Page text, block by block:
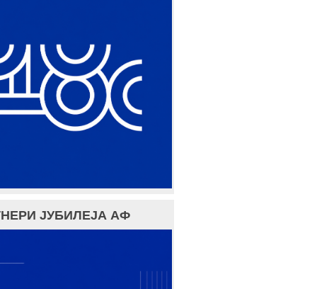
ЈУБИЛЕЈА АФ